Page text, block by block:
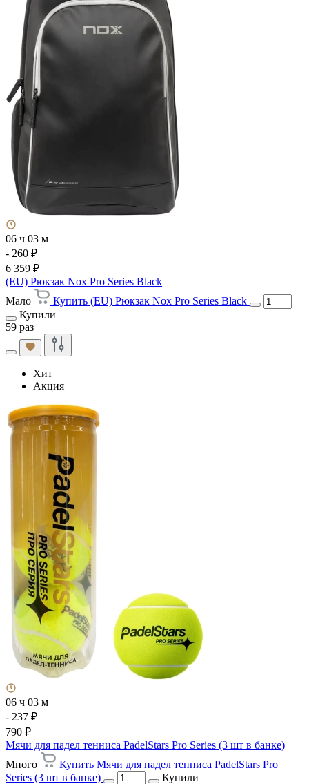
06 ч 03 м
- 260 ₽
6 359 ₽
(EU) Рюкзак Nox Pro Series Black
Мало
Купить (EU) Рюкзак Nox Pro Series Black
Купили
59 раз
Хит
Акция
06 ч 03 м
- 237 ₽
790 ₽
Мячи для падел тенниса PadelStars Pro Series (3 шт в банке)
Много
Купить Мячи для падел тенниса PadelStars Pro
Series (3 шт в банке)
Купили